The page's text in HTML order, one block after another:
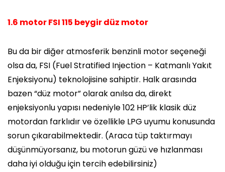
1.6 motor FSI 115 beygir düz motor
Bu da bir diğer atmosferik benzinli motor seçeneği
olsa da, FSI (Fuel Stratified Injection – Katmanlı Yakıt
Enjeksiyonu) teknolojisine sahiptir. Halk arasında
bazen “düz motor” olarak anılsa da, direkt
enjeksiyonlu yapısı nedeniyle 102 HP’lik klasik düz
motordan farklıdır ve özellikle LPG uyumu konusunda
sorun çıkarabilmektedir. (Araca tüp taktırmayı
düşünmüyorsanız, bu motorun güzü ve hızlanması
daha iyi olduğu için tercih edebilirsiniz)